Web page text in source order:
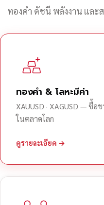
ทองคำ ดัชนี พลังงาน แล
ทองคำ & โลหะมีค่า
XAUUSD · XAGUSD —
ในตลาดโลก
ดูรายละเอียด →